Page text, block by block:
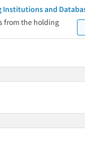
Institutions and
from the holding